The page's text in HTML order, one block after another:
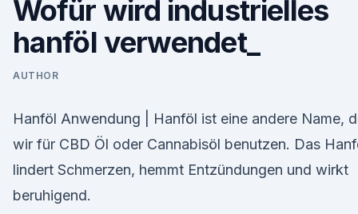
Wofür wird industrielles
hanföl verwendet_
AUTHOR
Hanföl Anwendung | Hanföl ist eine andere Name,
wir für CBD Öl oder Cannabisöl benutzen. Das
lindert Schmerzen, hemmt Entzündungen und wirkt
beruhigend.